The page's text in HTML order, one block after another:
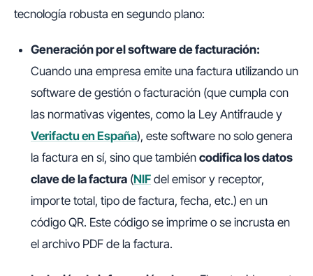
tecnología robusta en segundo plano:
Generación por el software de facturación:
Cuando una empresa emite una factura utilizando un
software de gestión o facturación (que cumpla con
las normativas vigentes, como la Ley Antifraude y
Verifactu en España), este software no solo genera
la factura en sí, sino que también codifica los datos
clave de la factura (NIF del emisor y receptor,
importe total, tipo de factura, fecha, etc.) en un
código QR. Este código se imprime o se incrusta en
el archivo PDF de la factura.